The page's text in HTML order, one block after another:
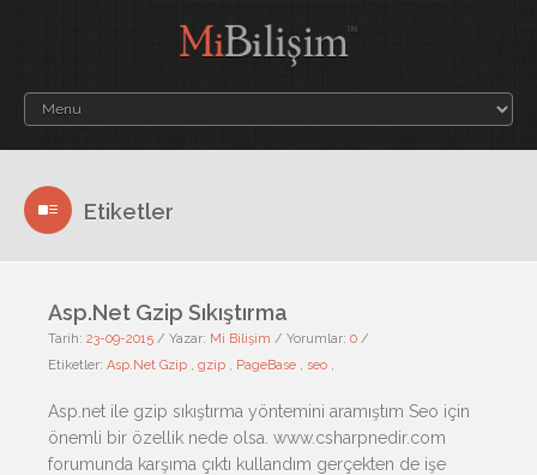
Etiketler
Asp.Net Gzip Sıkıştırma
Tarih: 23-09-2015 / Yazar: Mi Bilişim / Yorumlar: 0 /
Etiketler: Asp.Net Gzip gzip PageBase seo
Asp.net ile gzip sıkıştırma yöntemini aramıştım Seo için
önemli bir özellik nede olsa. www.csharpnedir.com
forumunda karşıma çıktı kullandım gerçekten de işe